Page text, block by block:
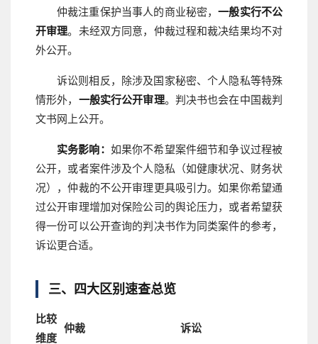
仲裁注重保护当事人的商业秘密，一般实行不公
开审理。未经双方同意，仲裁过程和裁决结果均不对
外公开。
诉讼则相反，除涉及国家秘密、个人隐私等特殊
情形外， 一般实行公开审理。判决书也会在中国裁判
文书网上公开。
实务影响： 如果你不希望案件细节和争议过程被
公开，或者案件涉及个人隐私（如健康状况、财务状
况），仲裁的不公开审理更具吸引力。如果你希望通
过公开审理增加对保险公司的舆论压力，或者希望获
得一份可以公开查询的判决书作为同类案件的参考，
诉讼更合适。
三、四大区别速查总览
比较
维度
仲裁 诉讼